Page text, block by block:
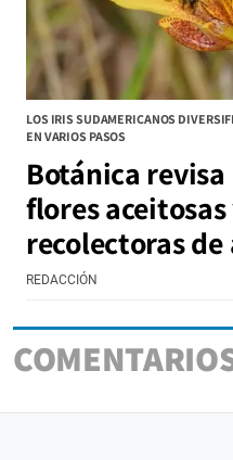
LOS IRIS SUDAMERICANOS
EN VARIOS PASOS
Botánica
flores
recolectoras de
REDACCIÓN